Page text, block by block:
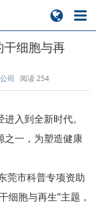
干细胞与再
司 阅读254
入到全新时代。
之一，为塑造健康
市科普专项资助
细胞与再生”主题，